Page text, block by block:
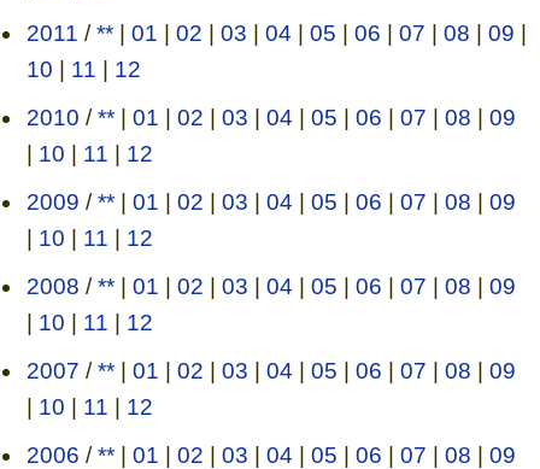
2011 /**| 01 | 02 | 03 | 04 | 05 | 06 | 07 | 08 | 09 |
10 | 11 | 12
2010 /**| 01 | 02 | 03 | 04 | 05 | 06 | 07 | 08 | 09
| 10 | 11 | 12
2009 /**| 01 | 02 | 03 | 04 | 05 | 06 | 07 | 08 | 09
| 10 | 11 | 12
2008 /**| 01 | 02 | 03 | 04 | 05 | 06 | 07 | 08 | 09
| 10 | 11 | 12
2007 /**| 01 | 02 | 03 | 04 | 05 | 06 | 07 | 08 | 09
| 10 | 11 | 12
2006 /**| 01 | 02 | 03 | 04 | 05 | 06 | 07 | 08 | 09